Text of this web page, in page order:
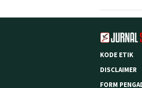
KODE ETIK
DISCLAIMER
FORM